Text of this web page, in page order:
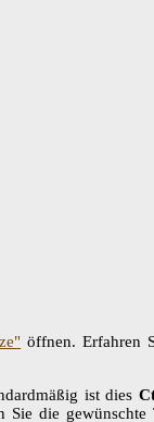
öffnen. Erfahren
ist dies
die gewünschte